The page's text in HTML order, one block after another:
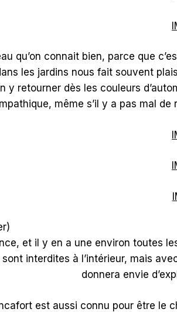
qu’on connait bien, parce que
les jardins nous fait souvent
y retourner dès les couleurs
même s’il y a pas mal
et il y en a une environ toutes
interdites à l’intérieur, mais
donnera envie
est aussi connu pour être le